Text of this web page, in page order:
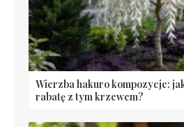
Wierzba hakuro kompozycje:
rabatę z tym krzewem?